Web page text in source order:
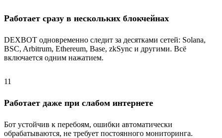
Работает сразу в нескольких блокчейнах
DEXBOT одновременно следит за десятками сетей: Solana,
BSC, Arbitrum, Ethereum, Base, zkSync и другими. Всё
включается одним нажатием.
11
Работает даже при слабом интернете
Бот устойчив к перебоям, ошибки автоматически
обрабатываются, не требует постоянного мониторинга.